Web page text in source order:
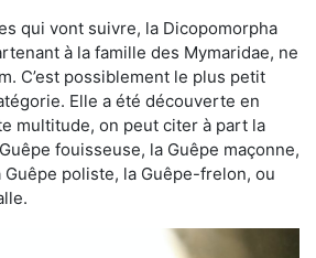
qui vont suivre, la Dicopomorpha
à la famille des Mymaridae, ne
C’est possiblement le plus petit
Elle a été découverte en
multitude, on peut citer à part la
fouisseuse, la Guêpe maçonne,
Guêpe poliste, la Guêpe-frelon, ou